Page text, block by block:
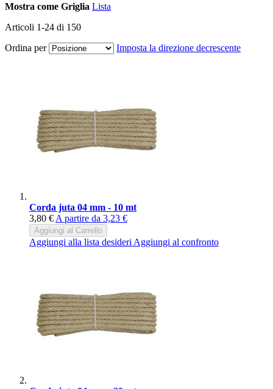
Mostra come Griglia Lista
Articoli 1-24 di 150
Ordina per
Imposta la direzione decrescente
Corda juta 04 mm - 10 mt
3,80 € A partire da 3,23 €
Aggiungi al Carrello
Aggiungi alla lista desideri Aggiungi al confronto